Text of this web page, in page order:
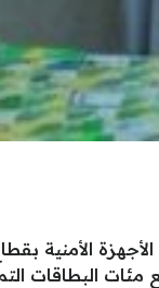
الأمنية
البطاقات